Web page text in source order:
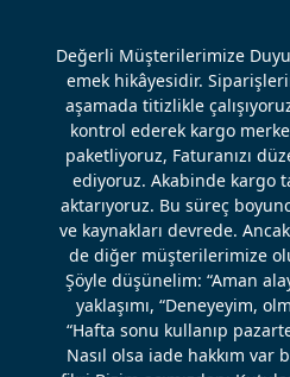
Değerli Müşterilerimize
emek hikâyesidir.
aşamada titizlikle
kontrol ederek kargo
paketliyoruz, Faturanızı
ediyoruz. Akabinde kargo
aktarıyoruz. Bu süreç
ve kaynakları devrede.
de diğer müşterilerimize
Şöyle düşünelim: “Aman
yaklaşımı, “Deneyeyim,
“Hafta sonu kullanıp
Nasıl olsa iade hakkım var